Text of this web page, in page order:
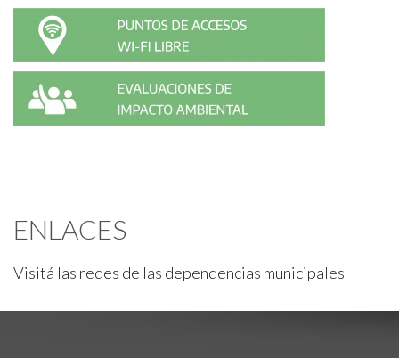
ENLACES
Visitá las redes de las dependencias municipales